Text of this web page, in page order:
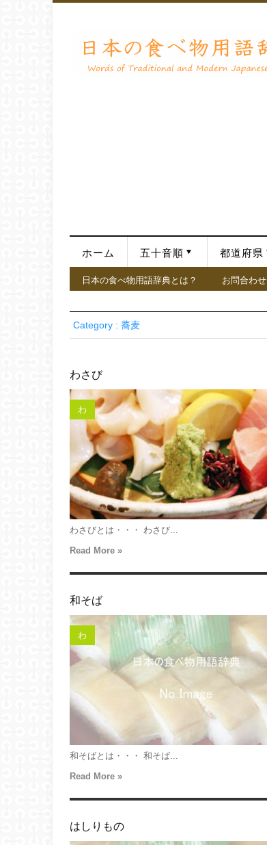
ホーム 五十音順 都道府県
日本の食べ物用語辞典とは？ お問合わせ
Category : 蕎麦
わさび
わ
わさびとは・・・ わさび...
Read More »
和そば
わ
和そばとは・・・ 和そば...
Read More »
はしりもの